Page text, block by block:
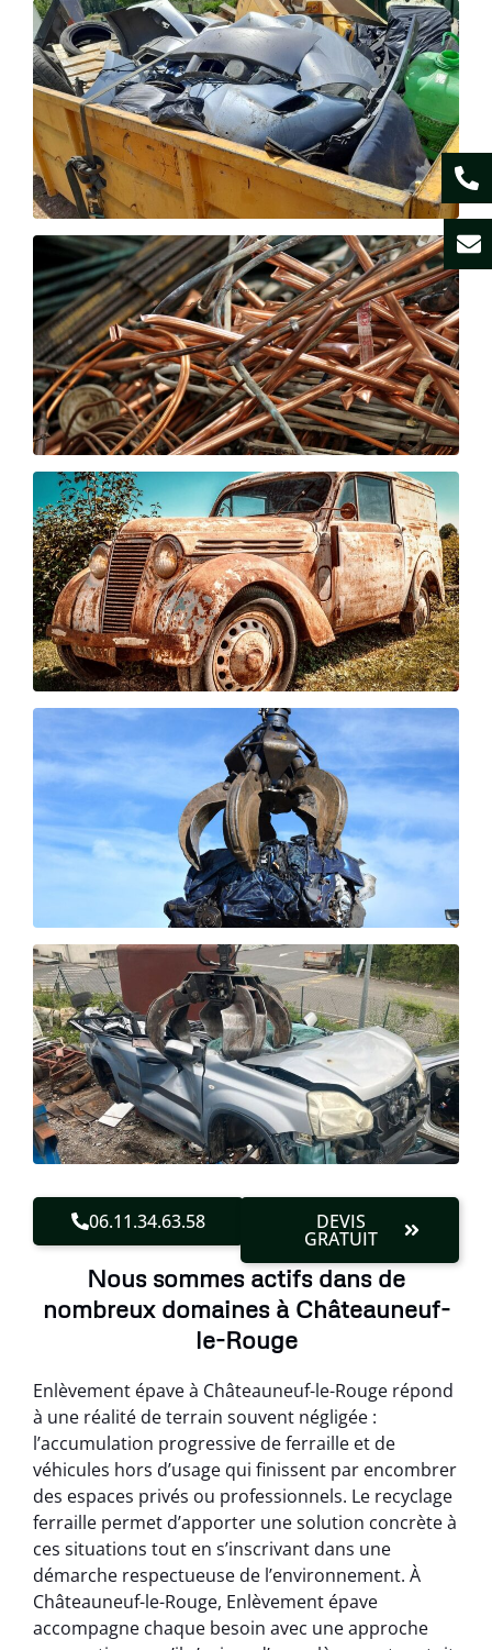
06.11.34.63.58 DEVIS
GRATUIT
Nous sommes actifs dans de
nombreux domaines à Châteauneuf-
le-Rouge
Enlèvement épave à Châteauneuf-le-Rouge répond
à une réalité de terrain souvent négligée :
l’accumulation progressive de ferraille et de
véhicules hors d’usage qui finissent par encombrer
des espaces privés ou professionnels. Le recyclage
ferraille permet d’apporter une solution concrète à
ces situations tout en s’inscrivant dans une
démarche respectueuse de l’environnement. À
Châteauneuf-le-Rouge, Enlèvement épave
accompagne chaque besoin avec une approche